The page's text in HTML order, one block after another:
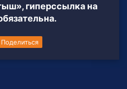
гиперссылка на
Поделиться